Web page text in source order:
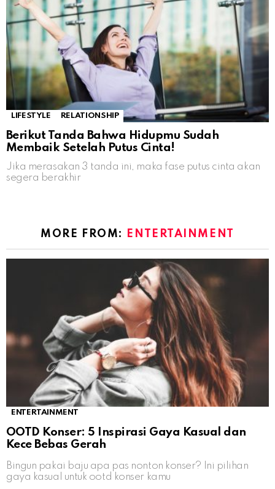
LIFESTYLE RELATIONSHIP
Berikut Tanda Bahwa Hidupmu Sudah
Membaik Setelah Putus Cinta!
Jika merasakan 3 tanda ini, maka fase putus cinta akan
segera berakhir
MORE FROM: ENTERTAINMENT
ENTERTAINMENT
OOTD Konser: 5 Inspirasi Gaya Kasual dan
Kece Bebas Gerah
Bingun pakai baju apa pas nonton konser? Ini pilihan
gaya kasual untuk ootd konser kamu